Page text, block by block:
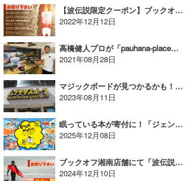
【波伝説限定クーポン】ブックオフ湘南にてマリン用品買取金額30％UP！【AD】
2022年12月12日
高橋健人プロが「pauhana-place」を9月中旬にオープン！
2021年08月28日
マジックボードが見つかるかも！？ムラサキスポーツ茅ヶ崎店「SURFBOARD STATION」が開始！
2023年08月11日
眠っている本が寄付に！「ジェンのブックマジック」【AD】
2025年12月08日
ブックオフ湘南店舗にて「波伝説限定」マリン用品買取20％アップ実施！！【AD】
2024年12月10日